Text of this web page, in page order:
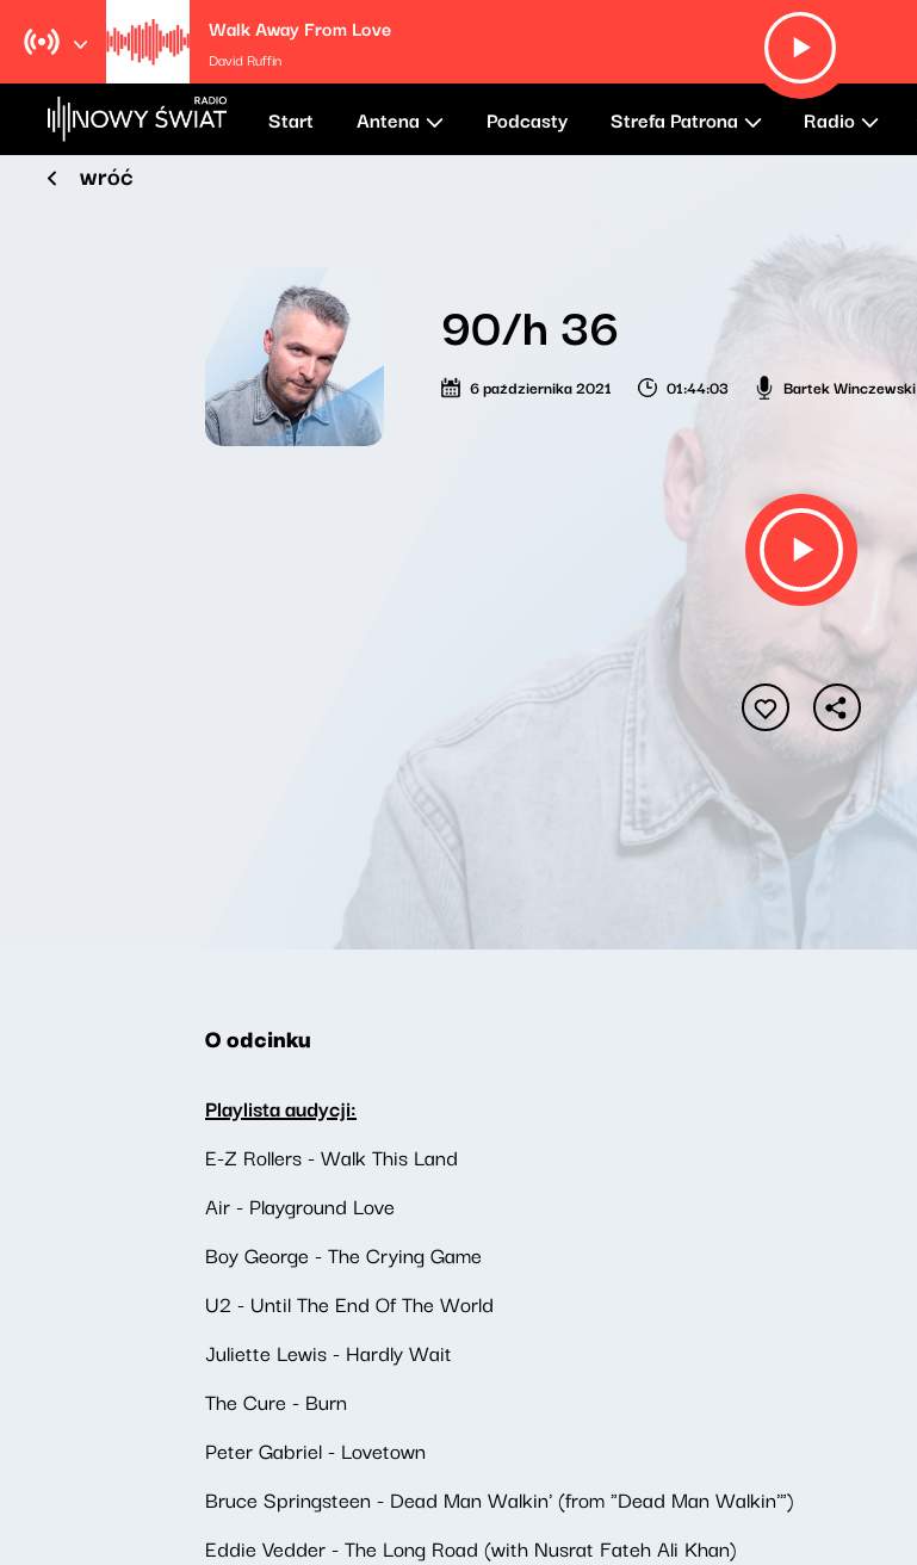
Walk Away From Love
David Ruffin
Start Antena Podcasty Strefa Patrona Radio
wróć
90/h 36
6 października 2021 01:44:03 Bartek Winczewski
O odcinku
Playlista audycji:
E-Z Rollers - Walk This Land
Air - Playground Love
Boy George - The Crying Game
U2 - Until The End Of The World
Juliette Lewis - Hardly Wait
The Cure - Burn
Peter Gabriel - Lovetown
Bruce Springsteen - Dead Man Walkin' (from "Dead Man Walkin'")
Eddie Vedder - The Long Road (with Nusrat Fateh Ali Khan)